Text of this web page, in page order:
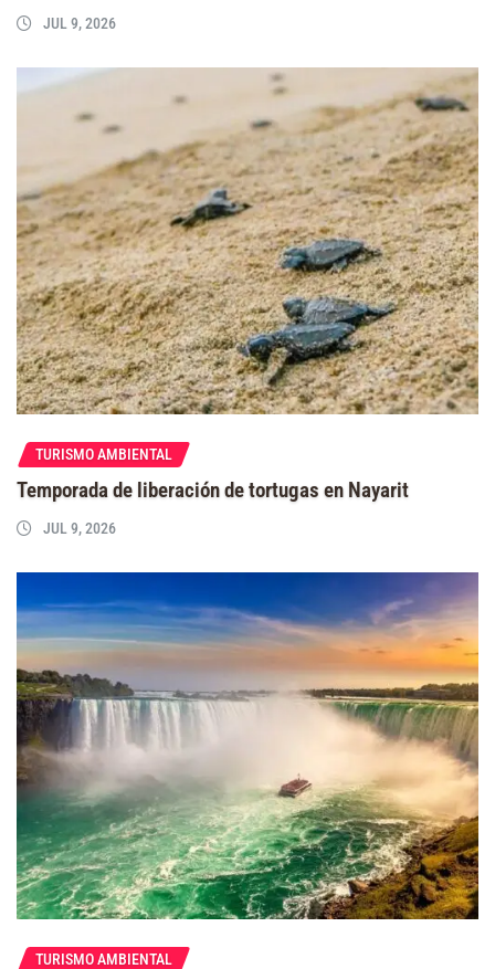
JUL 9, 2026
TURISMO AMBIENTAL
Temporada de liberación de tortugas en Nayarit
JUL 9, 2026
TURISMO AMBIENTAL